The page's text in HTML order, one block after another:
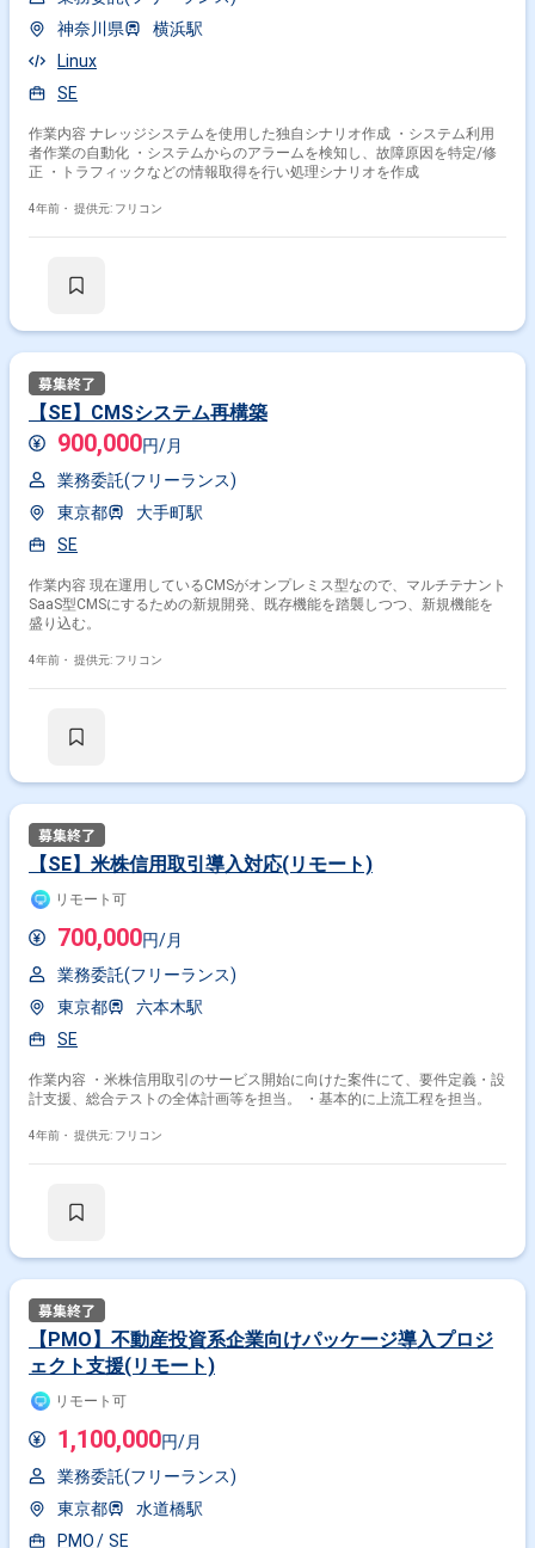
神奈川県
横浜駅
Linux
SE
作業内容 ナレッジシステムを使用した独自シナリオ作成 ・システム利用
者作業の自動化 ・システムからのアラームを検知し、故障原因を特定/修
正 ・トラフィックなどの情報取得を行い処理シナリオを作成
4年前・ 提供元: フリコン
【SE】CMSシステム再構築
900,000円/月
業務委託(フリーランス)
東京都
大手町駅
SE
作業内容 現在運用しているCMSがオンプレミス型なので、マルチテナント
SaaS型CMSにするための新規開発、既存機能を踏襲しつつ、新規機能を
盛り込む。
4年前・ 提供元: フリコン
【SE】米株信用取引導入対応(リモート)
リモート可
700,000円/月
業務委託(フリーランス)
東京都
六本木駅
SE
作業内容 ・米株信用取引のサービス開始に向けた案件にて、要件定義・設
計支援、総合テストの全体計画等を担当。 ・基本的に上流工程を担当。
4年前・ 提供元: フリコン
【PMO】不動産投資系企業向けパッケージ導入プロジ
ェクト支援(リモート)
リモート可
1,100,000円/月
業務委託(フリーランス)
東京都
水道橋駅
PMO
SE
その他開発言語・スキルから探す
Java
Oracle
その他の職種から探す
サーバーサイドエンジニア
PM
バックエンドエンジニア